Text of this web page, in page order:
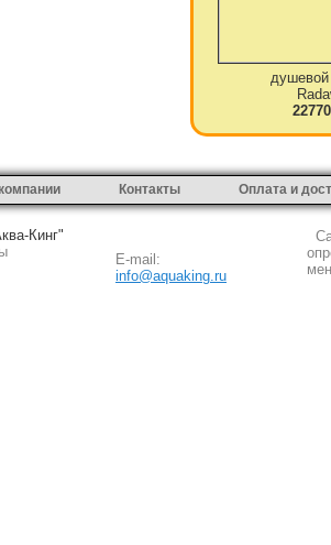
Контакты Оплата и
Кинг"
E-mail:
info@aquaking.ru